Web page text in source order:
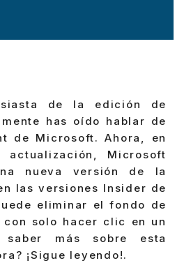
de la edición de
has oído hablar de
de Microsoft. Ahora, en
actualización, Microsoft
nueva versión de la
las versiones Insider de
eliminar el fondo de
solo hacer clic en un
saber más sobre esta
¡Sigue leyendo!.